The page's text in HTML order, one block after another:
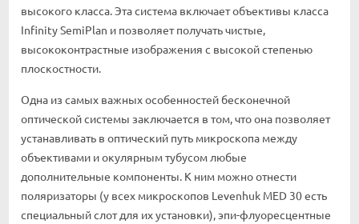
высокого класса. Эта система включает объективы класса
Infinity SemiPlan и позволяет получать чистые,
высококонтрастные изображения с высокой степенью
плоскостности.
Одна из самых важных особенностей бесконечной
оптической системы заключается в том, что она позволяет
устанавливать в оптический путь микроскопа между
объективами и окулярным тубусом любые
дополнительные компоненты. К ним можно отнести
поляризаторы (у всех микроскопов Levenhuk MED 30 есть
специальный слот для их установки), эпи-флуоресцентные